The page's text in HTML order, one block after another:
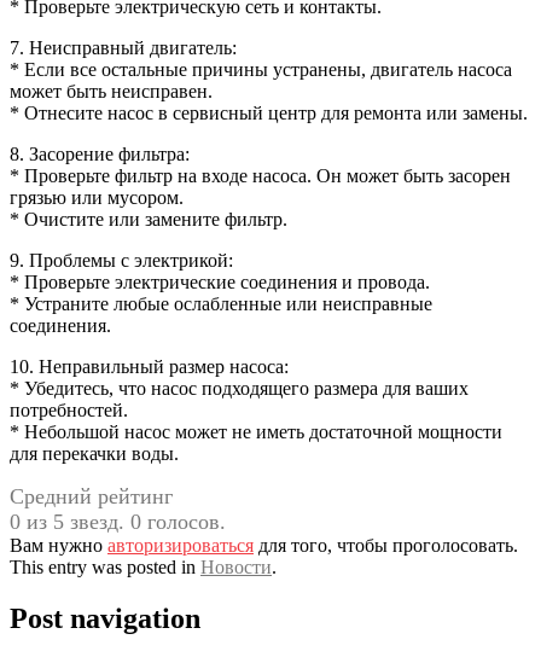
* Проверьте электрическую сеть и контакты.
7. Неисправный двигатель:
* Если все остальные причины устранены, двигатель насоса
может быть неисправен.
* Отнесите насос в сервисный центр для ремонта или замены.
8. Засорение фильтра:
* Проверьте фильтр на входе насоса. Он может быть засорен
грязью или мусором.
* Очистите или замените фильтр.
9. Проблемы с электрикой:
* Проверьте электрические соединения и провода.
* Устраните любые ослабленные или неисправные
соединения.
10. Неправильный размер насоса:
* Убедитесь, что насос подходящего размера для ваших
потребностей.
* Небольшой насос может не иметь достаточной мощности
для перекачки воды.
Средний рейтинг
0 из 5 звезд. 0 голосов.
Вам нужно авторизироваться для того, чтобы проголосовать.
This entry was posted in Новости.
Post navigation